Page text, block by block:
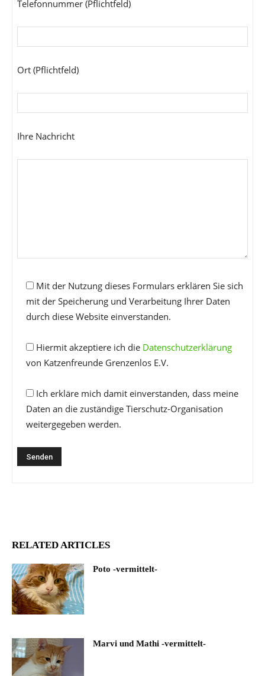
Telefonnummer (Pflichtfeld)
Ort (Pflichtfeld)
Ihre Nachricht
Mit der Nutzung dieses Formulars erklären Sie sich
mit der Speicherung und Verarbeitung Ihrer Daten
durch diese Website einverstanden.
Hiermit akzeptiere ich die Datenschutzerklärung
von Katzenfreunde Grenzenlos E.V.
Ich erkläre mich damit einverstanden, dass meine
Daten an die zuständige Tierschutz-Organisation
weitergegeben werden.
RELATED ARTICLES
Poto -vermittelt-
Marvi und Mathi -vermittelt-